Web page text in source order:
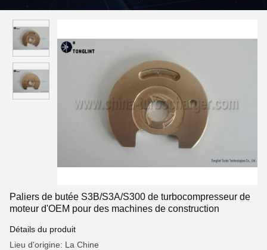
Paliers de butée S3B/S3A/S300 de turbocompresseur de
moteur d'OEM pour des machines de construction
Détails du produit
Lieu d'origine: La Chine